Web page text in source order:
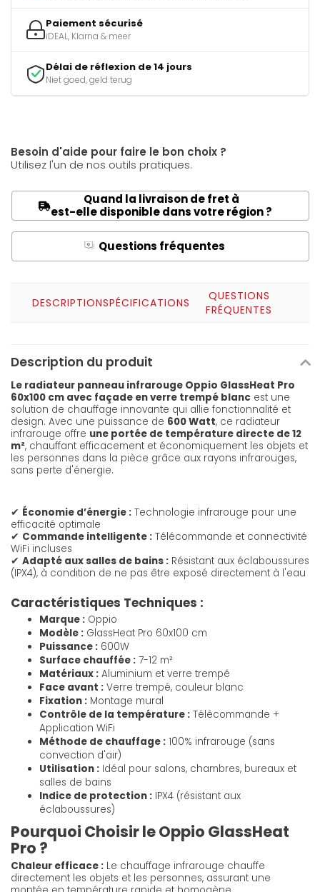
Paiement sécurisé
iDEAL, Klarna & meer
Délai de réflexion de 14 jours
Niet goed, geld terug
Besoin d'aide pour faire le bon choix ?
Utilisez l'un de nos outils pratiques.
Quand la livraison de fret à
est-elle disponible dans votre région ?
Q Questions fréquentes
DESCRIPTIONSPÉCIFICATIONS
QUESTIONS
FRÉQUENTES
Description du produit
Le radiateur panneau infrarouge Oppio GlassHeat Pro
60x100 cm avec façade en verre trempé blanc est une
solution de chauffage innovante qui allie fonctionnalité et
design. Avec une puissance de 600 Watt, ce radiateur
infrarouge offre une portée de température directe de 12
m², chauffant efficacement et économiquement les objets et
les personnes dans la pièce grâce aux rayons infrarouges,
sans perte d'énergie.
✔ Économie d’énergie : Technologie infrarouge pour une
efficacité optimale
✔ Commande intelligente : Télécommande et connectivité
WiFi incluses
✔ Adapté aux salles de bains : Résistant aux éclaboussures
(IPX4), à condition de ne pas être exposé directement à l'eau
Caractéristiques Techniques :
Marque : Oppio
Modèle : GlassHeat Pro 60x100 cm
Puissance : 600W
Surface chauffée : 7-12 m²
Matériaux : Aluminium et verre trempé
Face avant : Verre trempé, couleur blanc
Fixation : Montage mural
Contrôle de la température : Télécommande +
Application WiFi
Méthode de chauffage : 100% infrarouge (sans
convection d'air)
Utilisation : Idéal pour salons, chambres, bureaux et
salles de bains
Indice de protection : IPX4 (résistant aux
éclaboussures)
Pourquoi Choisir le Oppio GlassHeat
Pro ?
Chaleur efficace : Le chauffage infrarouge chauffe
directement les objets et les personnes, assurant une